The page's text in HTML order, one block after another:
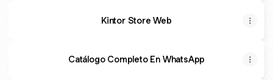
Kintor Store Web
Catálogo Completo En WhatsApp